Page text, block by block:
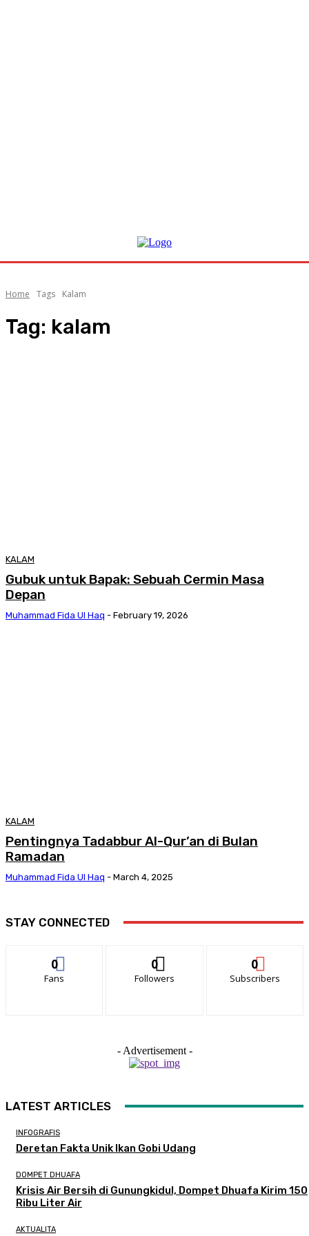
Home Tags Kalam
Tag: kalam
KALAM
Gubuk untuk Bapak: Sebuah Cermin Masa
Depan
Muhammad Fida Ul Haq - February 19, 2026
KALAM
Pentingnya Tadabbur Al-Qur’an di Bulan
Ramadan
Muhammad Fida Ul Haq - March 4, 2025
STAY CONNECTED
0
Fans
0
Followers
0
Subscribers
- Advertisement -
LATEST ARTICLES
INFOGRAFIS
Deretan Fakta Unik Ikan Gobi Udang
DOMPET DHUAFA
Krisis Air Bersih di Gunungkidul, Dompet Dhuafa Kirim 150
Ribu Liter Air
AKTUALITA